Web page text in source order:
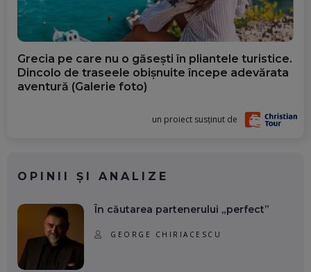
Grecia pe care nu o găsești în pliantele turistice.
Dincolo de traseele obișnuite începe adevărata
aventură (Galerie foto)
un proiect susținut de
OPINII ȘI ANALIZE
În căutarea partenerului „perfect”
GEORGE CHIRIACESCU